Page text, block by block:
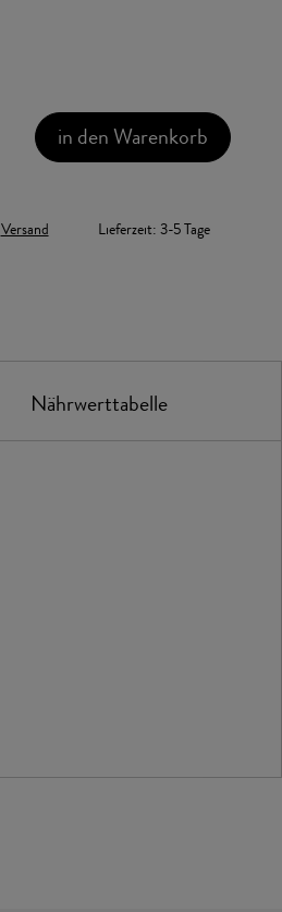
in den Warenkorb
Versand Lieferzeit: 3-5 Tage
Nährwerttabelle